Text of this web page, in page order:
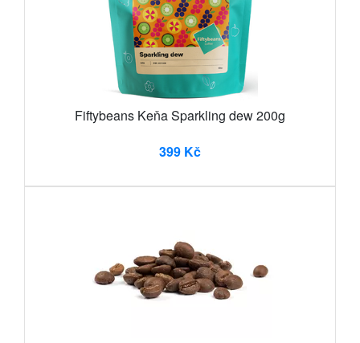
Fiftybeans Keňa Sparkling dew 200g
399 Kč